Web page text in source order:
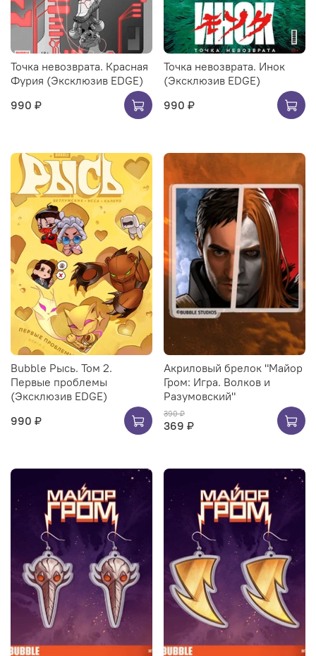
Точка невозврата. Красная
Фурия (Эксклюзив EDGE)
990 ₽
Точка невозврата. Инок
(Эксклюзив EDGE)
990 ₽
Bubble Рысь. Том 2.
Первые проблемы
(Эксклюзив EDGE)
990 ₽
Акриловый брелок "Майор
Гром: Игра. Волков и
Разумовский"
390 ₽
369 ₽